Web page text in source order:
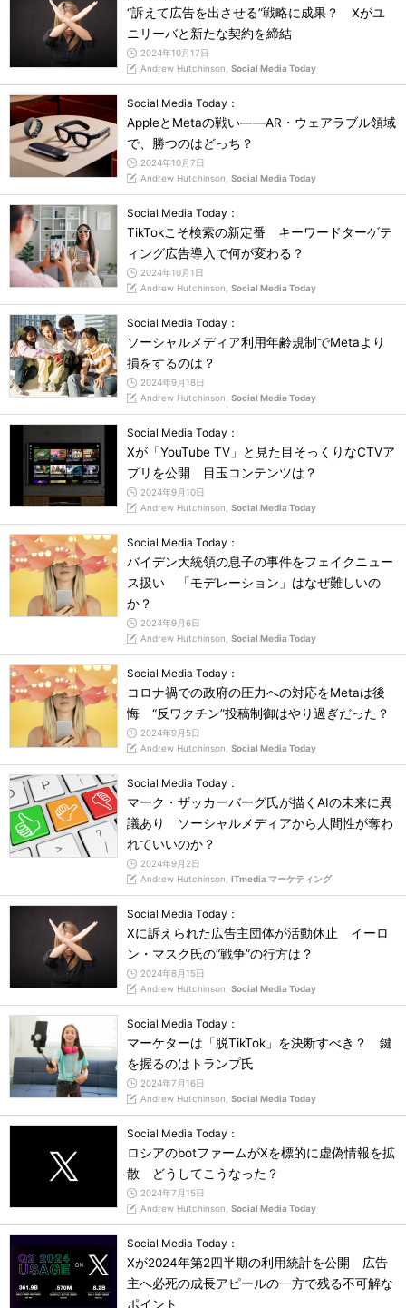
“訴えて広告を出させる”戦略に成果？ Xがユ
ニリーバと新たな契約を締結
2024年10月17日
Andrew Hutchinson, Social Media Today
Social Media Today：
AppleとMetaの戦い――AR・ウェアラブル領域
で、勝つのはどっち？
2024年10月7日
Andrew Hutchinson, Social Media Today
Social Media Today：
TikTokこそ検索の新定番 キーワードターゲテ
ィング広告導入で何が変わる？
2024年10月1日
Andrew Hutchinson, Social Media Today
Social Media Today：
ソーシャルメディア利用年齢規制でMetaより
損をするのは？
2024年9月18日
Andrew Hutchinson, Social Media Today
Social Media Today：
Xが「YouTube TV」と見た目そっくりなCTVア
プリを公開 目玉コンテンツは？
2024年9月10日
Andrew Hutchinson, Social Media Today
Social Media Today：
バイデン大統領の息子の事件をフェイクニュー
ス扱い 「モデレーション」はなぜ難しいの
か？
2024年9月6日
Andrew Hutchinson, Social Media Today
Social Media Today：
コロナ禍での政府の圧力への対応をMetaは後
悔 “反ワクチン”投稿制御はやり過ぎだった？
2024年9月5日
Andrew Hutchinson, Social Media Today
Social Media Today：
マーク・ザッカーバーグ氏が描くAIの未来に異
議あり ソーシャルメディアから人間性が奪わ
れていいのか？
2024年9月2日
Andrew Hutchinson, ITmedia マーケティング
Social Media Today：
Xに訴えられた広告主団体が活動休止 イーロ
ン・マスク氏の“戦争”の行方は？
2024年8月15日
Andrew Hutchinson, Social Media Today
Social Media Today：
マーケターは「脱TikTok」を決断すべき？ 鍵
を握るのはトランプ氏
2024年7月16日
Andrew Hutchinson, Social Media Today
Social Media Today：
ロシアのbotファームがXを標的に虚偽情報を拡
散 どうしてこうなった？
2024年7月15日
Andrew Hutchinson, Social Media Today
Social Media Today：
Xが2024年第2四半期の利用統計を公開 広告
主へ必死の成長アピールの一方で残る不可解な
ポイント